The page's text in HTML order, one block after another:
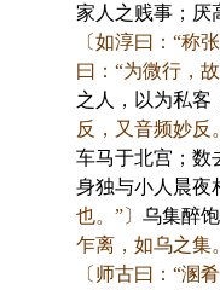
家人之贱事；厌
〔如淳曰：“称
曰：“为微行，
之人，以为私客
反，又音频妙反
车马于北宫；数
身独与小人晨夜
也。”〕 乌集醉
乍离，如乌之集
〔师古曰：“溷